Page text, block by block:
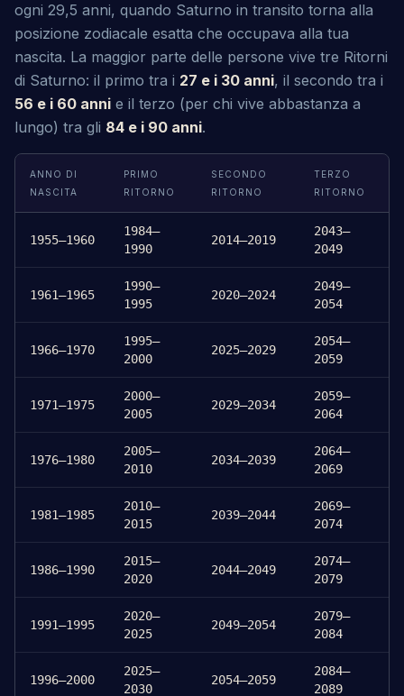
ogni 29,5 anni, quando Saturno in transito torna alla
posizione zodiacale esatta che occupava alla tua
nascita. La maggior parte delle persone vive tre Ritorni
di Saturno: il primo tra i 27 e i 30 anni, il secondo tra i
56 e i 60 anni e il terzo (per chi vive abbastanza a
lungo) tra gli 84 e i 90 anni.
ANNO DI
NASCITA
PRIMO
RITORNO
SECONDO
RITORNO
TERZO
RITORNO
1955–1960
1984–
1990
2014–2019
2043–
2049
1961–1965
1990–
1995
2020–2024
2049–
2054
1966–1970
1995–
2000
2025–2029
2054–
2059
1971–1975
2000–
2005
2029–2034
2059–
2064
1976–1980
2005–
2010
2034–2039
2064–
2069
1981–1985
2010–
2015
2039–2044
2069–
2074
1986–1990
2015–
2020
2044–2049
2074–
2079
1991–1995
2020–
2025
2049–2054
2079–
2084
1996–2000
2025–
2030
2054–2059
2084–
2089